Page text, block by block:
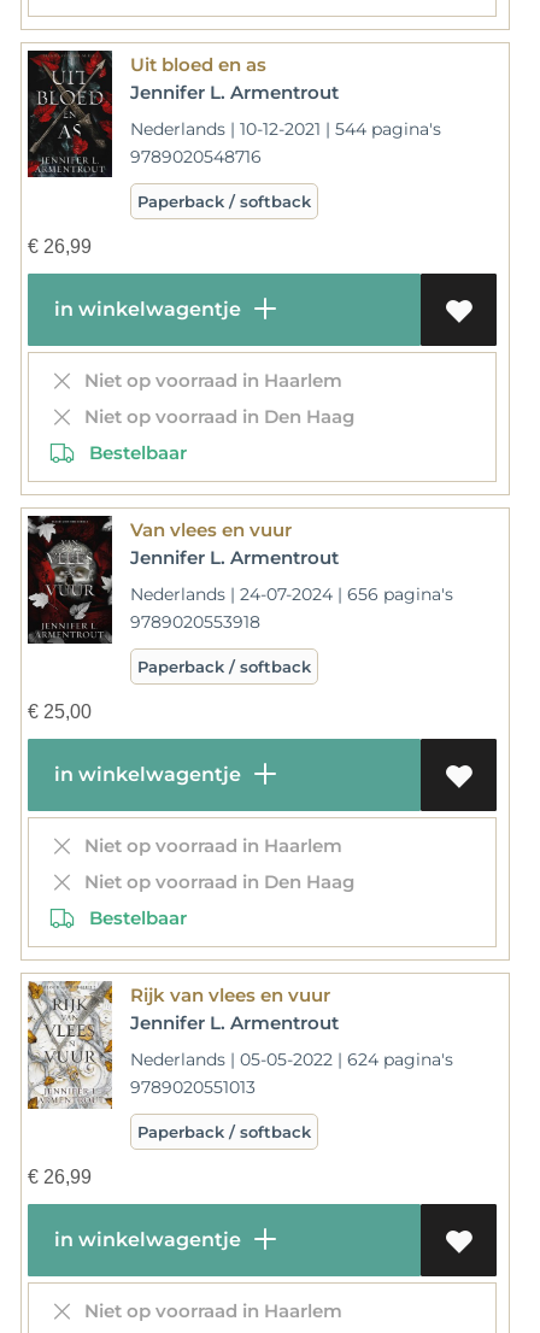
Uit bloed en as
Jennifer L. Armentrout
Nederlands | 10-12-2021 | 544 pagina's
9789020548716
Paperback / softback
€26,99
in winkelwagentje
Niet op voorraad in Haarlem
Niet op voorraad in Den Haag
Bestelbaar
Van vlees en vuur
Jennifer L. Armentrout
Nederlands | 24-07-2024 | 656 pagina's
9789020553918
Paperback / softback
€25,00
in winkelwagentje
Niet op voorraad in Haarlem
Niet op voorraad in Den Haag
Bestelbaar
Rijk van vlees en vuur
Jennifer L. Armentrout
Nederlands | 05-05-2022 | 624 pagina's
9789020551013
Paperback / softback
€26,99
in winkelwagentje
Niet op voorraad in Haarlem